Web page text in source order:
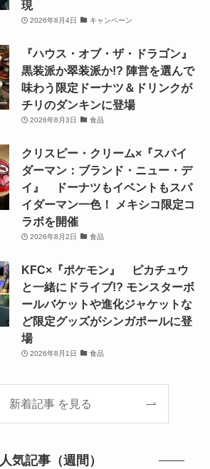
現
2026年8月4日 キャンペーン
『ハウス・オブ・ザ・ドラゴン』
黒装派か翠装派か!? 陣営を選んで
味わう限定ドーナツ＆ドリンクが
チリのダンキンに登場
2026年8月3日 食品
クリスピー・クリーム×『スパイ
ダーマン：ブランド・ニュー・デ
イ』 ドーナツもイベントもスパ
イダーマン一色！ メキシコ限定コ
ラボを開催
2026年8月2日 食品
KFC×『ポケモン』 ピカチュウ
と一緒にドライブ!? モンスターボ
ールバケットや進化ジャケットな
ど限定グッズがシンガポールに登
場
2026年8月1日 食品
新着記事 を見る
人気記事（週間）